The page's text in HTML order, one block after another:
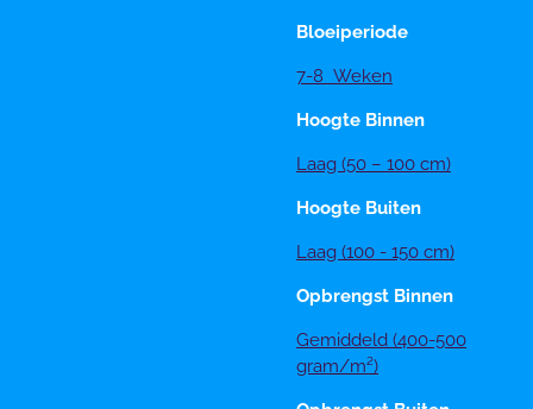
Bloeiperiode
7-8 Weken
Hoogte Binnen
Laag (50 – 100 cm)
Hoogte Buiten
Laag (100 - 150 cm)
Opbrengst Binnen
Gemiddeld (400-500
gram/m²)